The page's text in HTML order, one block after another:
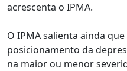
acrescenta o IPMA.
O IPMA salienta ainda
posicionamento da
na maior ou menor